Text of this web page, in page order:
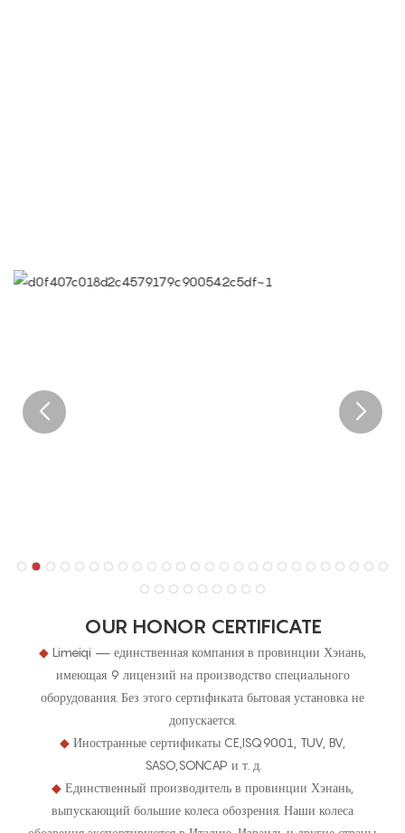
OUR HONOR CERTIFICATE
◆ Limeiqi — единственная компания в провинции Хэнань,
имеющая 9 лицензий на производство специального
оборудования. Без этого сертификата бытовая установка не
допускается.
◆ Иностранные сертификаты CE,ISQ9001, TUV, BV,
SASO,SONCAP и т. д.
◆ Единственный производитель в провинции Хэнань,
выпускающий большие колеса обозрения. Наши колеса